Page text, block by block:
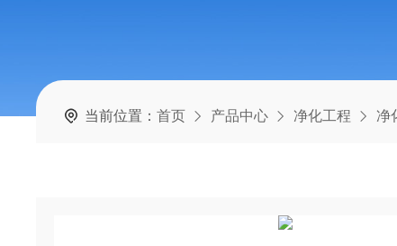
当前位置：首页 产品中心 净化工程 净